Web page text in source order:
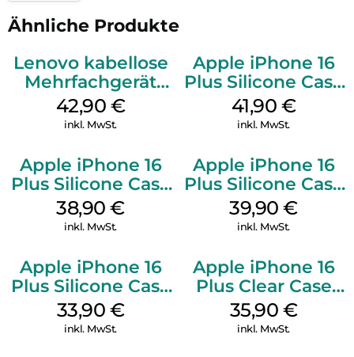
Ähnliche Produkte
Lenovo kabellose
Mehrfachgerät
Luna Grey
42,90 €
inkl. MwSt.
Apple iPhone 16
Plus Silicone Case
MagSafe Stone
Gray
41,90 €
inkl. MwSt.
Apple iPhone 16
Plus Silicone Case
MagSafe Denim
38,90€
inkl. MwSt.
Apple iPhone 16
Plus Silicone Case
MagSafe Plum
39,90€
inkl. MwSt.
Apple iPhone 16
Plus Silicone Case
MagSafe Lake
Green
33,90 €
inkl. MwSt.
Apple iPhone 16
Plus Clear Case
MagSafe
Transparent
35,90 €
inkl. MwSt.